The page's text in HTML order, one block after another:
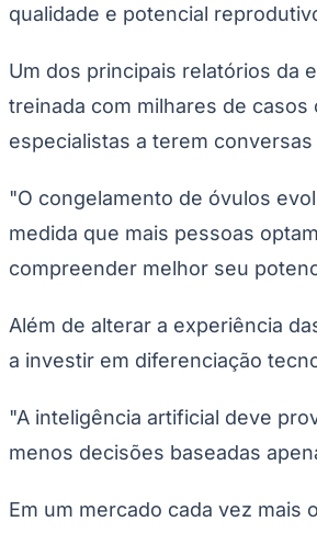
qualidade e potencial
Um dos principais relatórios da
treinada com milhares de
especialistas a terem
"O congelamento de óvulos
medida que mais pessoas
compreender melhor seu
Além de alterar a experiência
a investir em diferenciação
"A inteligência artificial deve
menos decisões baseadas
Em um mercado cada vez mais